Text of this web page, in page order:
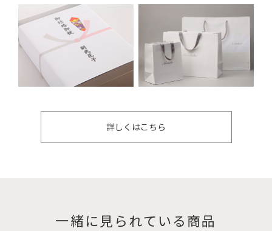
詳しくはこちら
一緒に見られている商品